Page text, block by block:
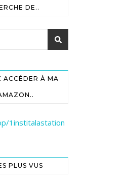
DE..
ACCÉDER À MA
1institalastation
PLUS VUS